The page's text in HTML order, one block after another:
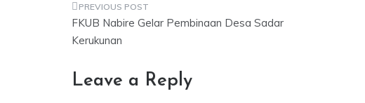
Post
navigation
FKUB Nabire Gelar Pembinaan Desa Sadar
Kerukunan
Leave a Reply